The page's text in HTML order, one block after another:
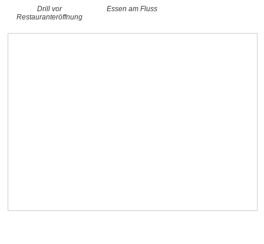
Drill vor
Restauranteröffnung
Essen am Fluss